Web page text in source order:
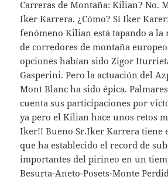
Carreras de Montaña: Kilian? No.
Iker Karrera. ¿Cómo? Sí Iker
fenómeno Kilian está tapando a la
de corredores de montaña
opciones habían sido Zigor
Gasperini. Pero la actuación del
Mont Blanc ha sido épica.
cuenta sus participaciones por
ya pero el Kilian hace unos retos
Iker!! Bueno Sr.Iker Karrera tiene
que ha establecido el record de
importantes del pirineo en un
Besurta-Aneto-Posets-Monte